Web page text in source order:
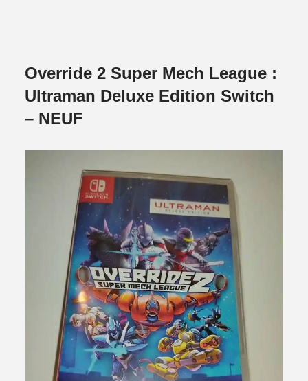
Override 2 Super Mech League :
Ultraman Deluxe Edition Switch
– NEUF